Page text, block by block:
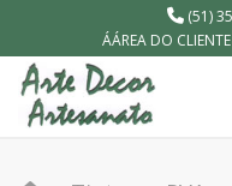
(51)
ÁÁREA DO CLIENTE